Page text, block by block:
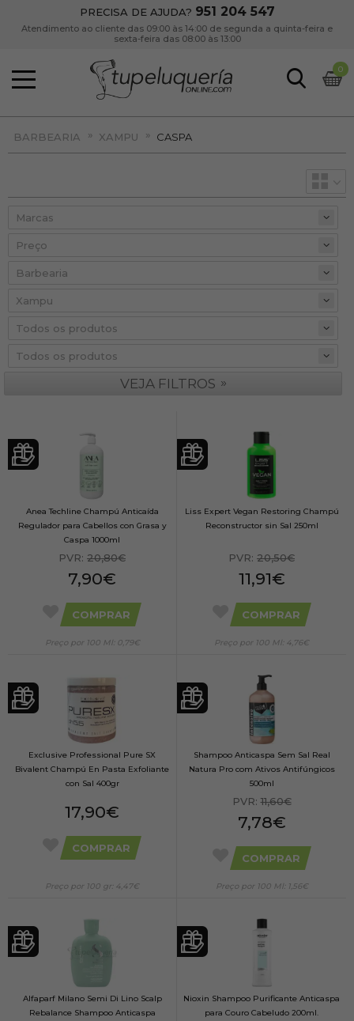
PRECISA DE AJUDA? 951 204 547
Atendimento ao cliente das 09:00 às 14:00 de segunda a quinta-feira e
sexta-feira das 08:00 às 13:00
0
BARBEARIA » XAMPU » CASPA
Preço
VEJA FILTROS »
Anea Techline Champú Anticaída
Regulador para Cabellos con Grasa y
Caspa 1000ml
PVR: 20,80€
7,90€
COMPRAR
Preço por 100 Ml: 0,79€
Liss Expert Vegan Restoring Champú
Reconstructor sin Sal 250ml
PVR: 20,50€
11,91€
COMPRAR
Preço por 100 Ml: 4,76€
Exclusive Professional Pure SX
Bivalent Champú En Pasta Exfoliante
con Sal 400gr
17,90€
COMPRAR
Preço por 100 gr: 4,47€
Shampoo Anticaspa Sem Sal Real
Natura Pro com Ativos Antifúngicos
500ml
PVR:11,60€
7,78€
COMPRAR
Preço por 100 Ml: 1,56€
Alfaparf Milano Semi Di Lino Scalp
Rebalance Shampoo Anticaspa
Nioxin Shampoo Purificante Anticaspa
para Couro Cabeludo 200ml.